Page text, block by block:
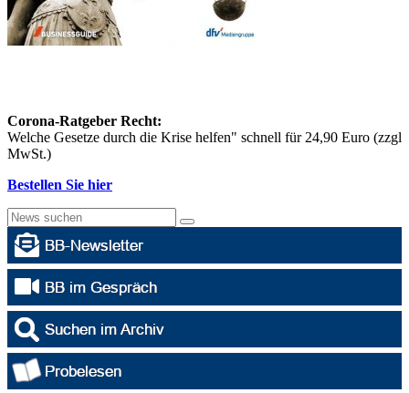
Corona-Ratgeber Recht:
Welche Gesetze durch die Krise helfen" schnell für 24,90 Euro (zzgl
MwSt.)
Bestellen Sie hier